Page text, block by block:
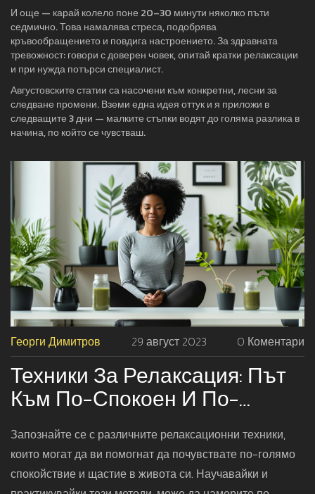
И още — карай колело поне 20–30 минути няколко пъти
седмично. Това намалява стреса, подобрява
кръвообращението и повдига настроението. За здравната
тревожност: говори с доверен човек, опитай кратки релаксации
и при нужда потърси специалист.
Августовските статии са насочени към конкретни, лесни за
следване промени. Вземи една идея оттук и я приложи в
следващите 3 дни — малките стъпки водят до голяма разлика в
начина, по който се чувстваш.
Георги Димитров 29 август 2023 0 Коментари
Техники За Релаксация: Път
Към По-Спокоен И По-
Щастлив Вие
Запознайте се с различните релаксационни техники,
които могат да ви помогнат да почувствате по-голямо
спокойствие и щастие в живота си. Научавайки и